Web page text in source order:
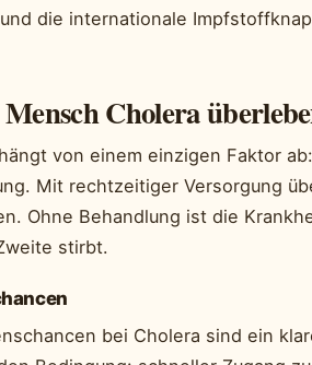
die internationale
Cholera
von einem einzigen Faktor
Mit rechtzeitiger Versorgung
Ohne Behandlung ist die
stirbt.
bei Cholera sind ein